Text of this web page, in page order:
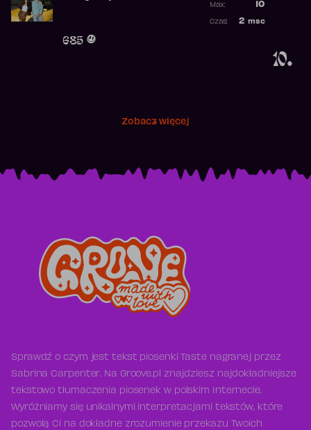
10.
685
10
Max:
2 msc
Czas:
Zobacz więcej
Sprawdź o czym jest tekst piosenki Taste nagranej przez
Sabrina Carpenter. Na Groove.pl znajdziesz najdokładniejsze
tekstowo tłumaczenia piosenek w polskim Internecie.
Wyróżniamy się unikalnymi interpretacjami tekstów, które
pozwolą Ci na dokładne zrozumienie przekazu Twoich